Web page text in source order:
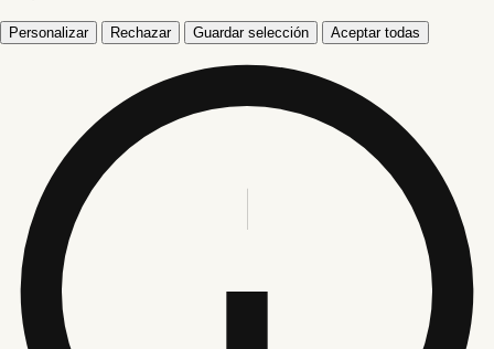
Personalizar Rechazar Guardar selección Aceptar todas